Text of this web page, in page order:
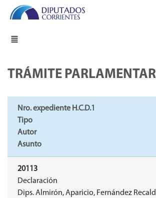
TRÁMITE
Nro. expediente H.C.D.1
Tipo
Autor
Asunto
20113
Declaración
Dips. Almirón, Aparicio, Fernández